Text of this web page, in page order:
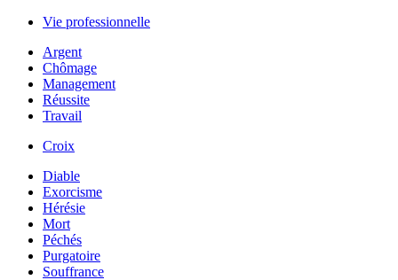
Vie professionnelle
Argent
Chômage
Management
Réussite
Travail
Croix
Diable
Exorcisme
Hérésie
Mort
Péchés
Purgatoire
Souffrance